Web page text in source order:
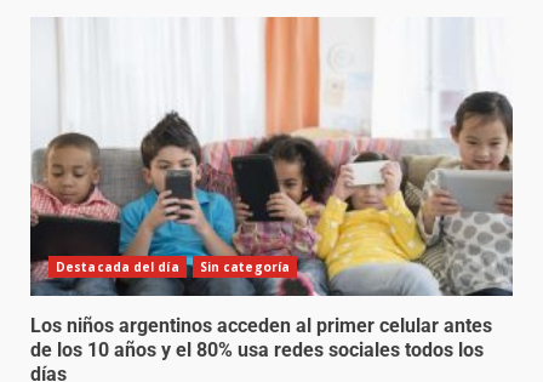
Destacada del día Sin categoría
Los niños argentinos acceden al primer celular antes
de los 10 años y el 80% usa redes sociales todos los
días